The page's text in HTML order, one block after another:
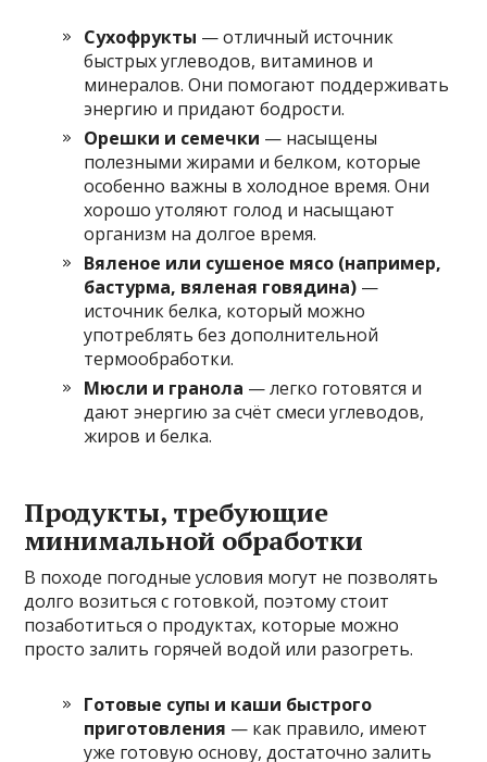
Сухофрукты — отличный источник
быстрых углеводов, витаминов и
минералов. Они помогают поддерживать
энергию и придают бодрости.
Орешки и семечки — насыщены
полезными жирами и белком, которые
особенно важны в холодное время. Они
хорошо утоляют голод и насыщают
организм на долгое время.
Вяленое или сушеное мясо (например,
бастурма, вяленая говядина) —
источник белка, который можно
употреблять без дополнительной
термообработки.
Мюсли и гранола — легко готовятся и
дают энергию за счёт смеси углеводов,
жиров и белка.
Продукты, требующие
минимальной обработки
В походе погодные условия могут не позволять
долго возиться с готовкой, поэтому стоит
позаботиться о продуктах, которые можно
просто залить горячей водой или разогреть.
Готовые супы и каши быстрого
приготовления — как правило, имеют
уже готовую основу, достаточно залить